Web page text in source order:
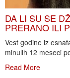
DA LI SU SE
PRERANO ILI
Vest godine iz
minulih 12 meseci
Read More